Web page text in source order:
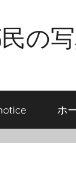
の
ホ